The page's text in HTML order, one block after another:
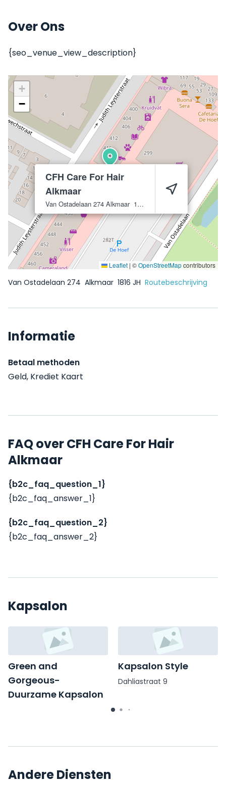
Over Ons
{seo_venue_view_description}
CFH Care For Hair
Alkmaar
Van Ostadelaan 274 Alkmaar 1816 JH
+
−
Leaflet | ©OpenStreetMapcontributors
Van Ostadelaan 274 Alkmaar 1816 JH Routebeschrijving
Informatie
Betaal methoden
Geld, Krediet Kaart
FAQ over CFH Care For Hair
Alkmaar
{b2c_faq_question_1}
{b2c_faq_answer_1}
{b2c_faq_question_2}
{b2c_faq_answer_2}
Kapsalon
Green and
Gorgeous-
Duurzame Kapsalon
Kapsalon Style
Dahliastraat 9
Andere Diensten